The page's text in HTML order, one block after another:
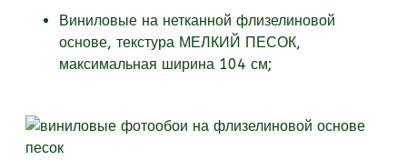
Виниловые на нетканной флизелиновой
основе, текстура МЕЛКИЙ ПЕСОК,
максимальная ширина 104 см;